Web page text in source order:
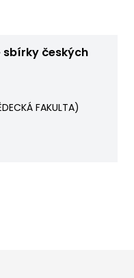
sbírky českých
FAKULTA)